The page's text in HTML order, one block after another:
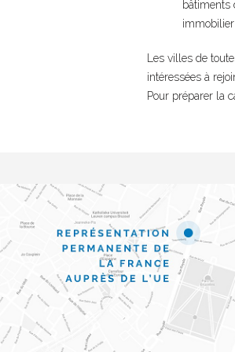
bâtiments
Les villes de
intéressées à
Pour préparer la